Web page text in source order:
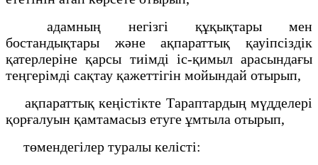
адамның негізгі құқықтары мен
бостандықтары және ақпараттық қауіпсіздік
қатерлеріне қарсы тиімді іс-қимыл арасындағы
теңгерімді сақтау қажеттігін мойындай отырып,
ақпараттық кеңістікте Тараптардың мүдделері
қорғалуын қамтамасыз етуге ұмтыла отырып,
төмендегілер туралы келісті: